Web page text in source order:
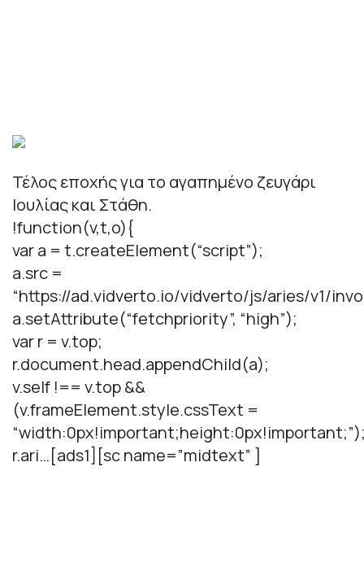
Τέλος εποχής για το αγαπημένο ζευγάρι
Ιουλίας και Στάθη.
!function(v,t,o){
var a = t.createElement(“script”);
a.src =
“https://ad.vidverto.io/vidverto/js/aries/v1/
a.setAttribute(“fetchpriority”, “high”);
var r = v.top;
r.document.head.appendChild(a);
v.self !== v.top &&
(v.frameElement.style.cssText =
r.ari…[ads1][sc name=”midtext” ]